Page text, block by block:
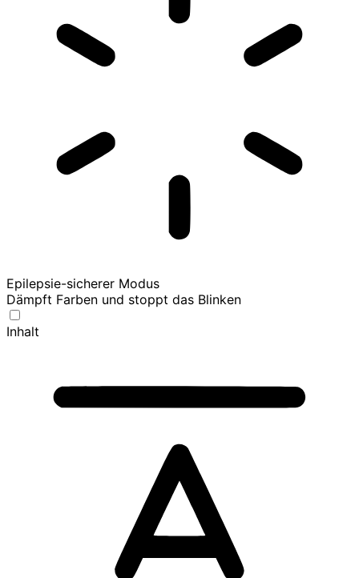
Epilepsie-sicherer Modus
Dämpft Farben und stoppt das Blinken
Inhalt